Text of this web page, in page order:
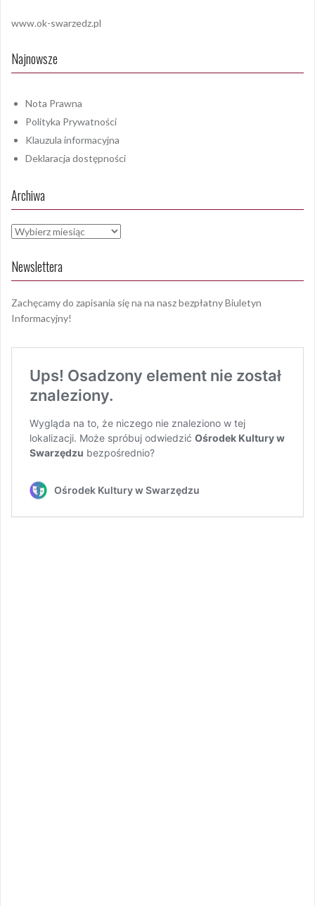
www.ok-swarzedz.pl
Najnowsze
Nota Prawna
Polityka Prywatności
Klauzula informacyjna
Deklaracja dostępności
Archiwa
Archiwa
Newslettera
Zachęcamy do zapisania się na na nasz bezpłatny Biuletyn
Informacyjny!